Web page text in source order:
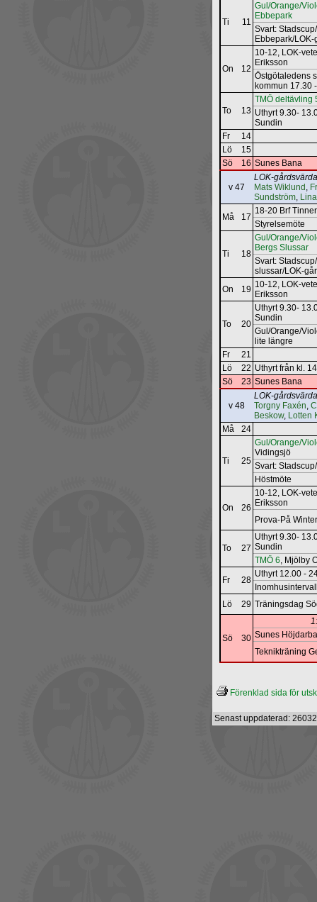
Ti 11
Gul/Orange/
Ebbepark
Svart:
Ebbepark/
On 12
10-12, LOK-
Eriksson
Östgötaledens
kommun 17.30
To 13
TMÖ deltävling
Uthyrt 9.30-
Sundin
Fr
14
Lö
15
Sö
16 Sunes Bana
v 47
LOK-
Mats Wiklund ,
Sundström,
Må
17
18-20 Brf
Styrelsemöte
Ti 18
Gul/Orange/
Bergs Slussar
Svart:
slussar/LOK-
On
19 10-12, LOK-
Eriksson
To 20
Uthyrt 9.30-
Sundin
Gul/Orange/
lite längre
Fr
21
Lö
22 Uthyrt från kl.
Sö
23 Sunes Bana
v 48
LOK-
Torgny Faxén,
Beskow, Lotten
Må
24
Ti 25
Gul/Orange/
Vidingsjö
Svart:
Höstmöte
On 26
10-12, LOK-
Eriksson
Prova-På
To 27
Uthyrt 9.30-
Sundin
TMÖ 6, Mjölby
Fr
28
Uthyrt 12.00 -
Lö
29 Träningsdag
Sö 30 Sunes
Teknikträning
Förenklad sida för
Senast uppdaterad: